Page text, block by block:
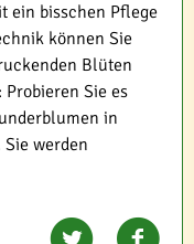
ein bisschen Pflege
können Sie
Blüten
Sie es
in
werden